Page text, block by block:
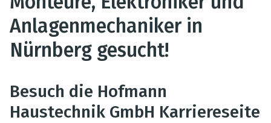
Anlagenmechaniker in
Nürnberg gesucht!
Besuch die Hofmann
Haustechnik GmbH Karriereseite